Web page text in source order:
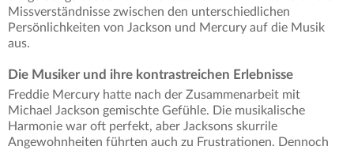
Missverständnisse zwischen den unterschiedlichen
Persönlichkeiten von Jackson und Mercury auf die Musik
aus.
Die Musiker und ihre kontrastreichen Erlebnisse
Freddie Mercury hatte nach der Zusammenarbeit mit
Michael Jackson gemischte Gefühle. Die musikalische
Harmonie war oft perfekt, aber Jacksons skurrile
Angewohnheiten führten auch zu Frustrationen. Dennoch